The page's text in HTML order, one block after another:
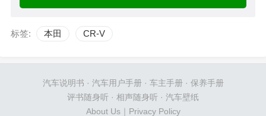
标签: 本田 CR-V
汽车说明书 · 汽车用户手册· 车主手册· 保养手册
评书随身听 · 相声随身听 · 汽车壁纸
About Us｜ Privacy Policy